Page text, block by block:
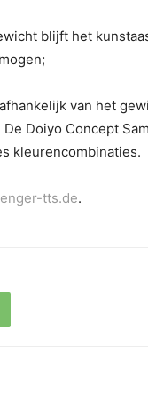
blijft het
van het
Doiyo Concept
kleurencombinaties.
tts.de.